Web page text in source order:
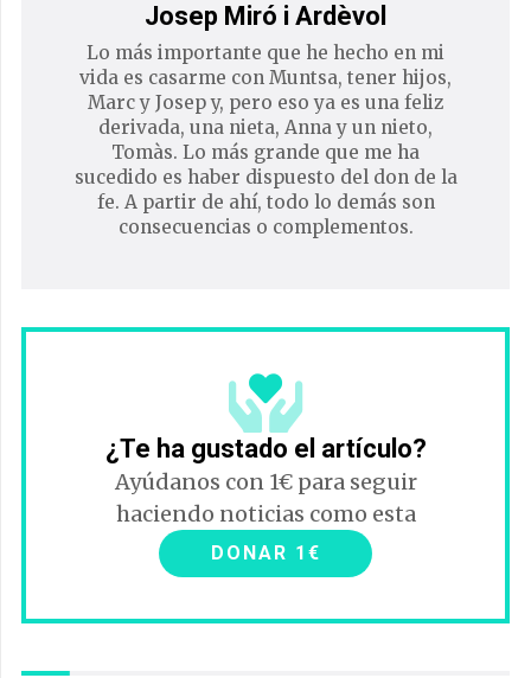
Josep Miró i Ardèvol
Lo más importante que he hecho en mi
vida es casarme con Muntsa, tener hijos,
Marc y Josep y, pero eso ya es una feliz
derivada, una nieta, Anna y un nieto,
Tomàs. Lo más grande que me ha
sucedido es haber dispuesto del don de la
fe. A partir de ahí, todo lo demás son
consecuencias o complementos.
¿Te ha gustado el artículo?
Ayúdanos con 1€ para seguir
haciendo noticias como esta
DONAR 1€